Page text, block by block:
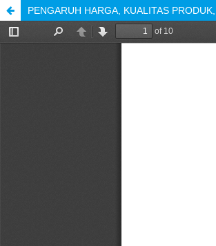
PENGARUH HARGA, KUALITAS